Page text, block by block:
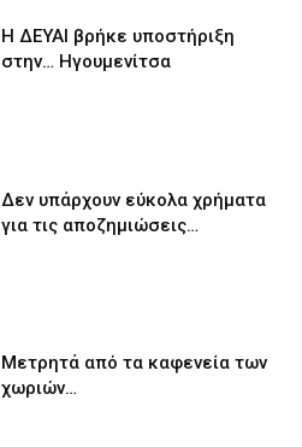
Η ΔΕΥΑΙ βρήκε υποστήριξη
στην… Ηγουμενίτσα
Δεν υπάρχουν εύκολα χρήματα
για τις αποζημιώσεις…
Μετρητά από τα καφενεία των
χωριών…